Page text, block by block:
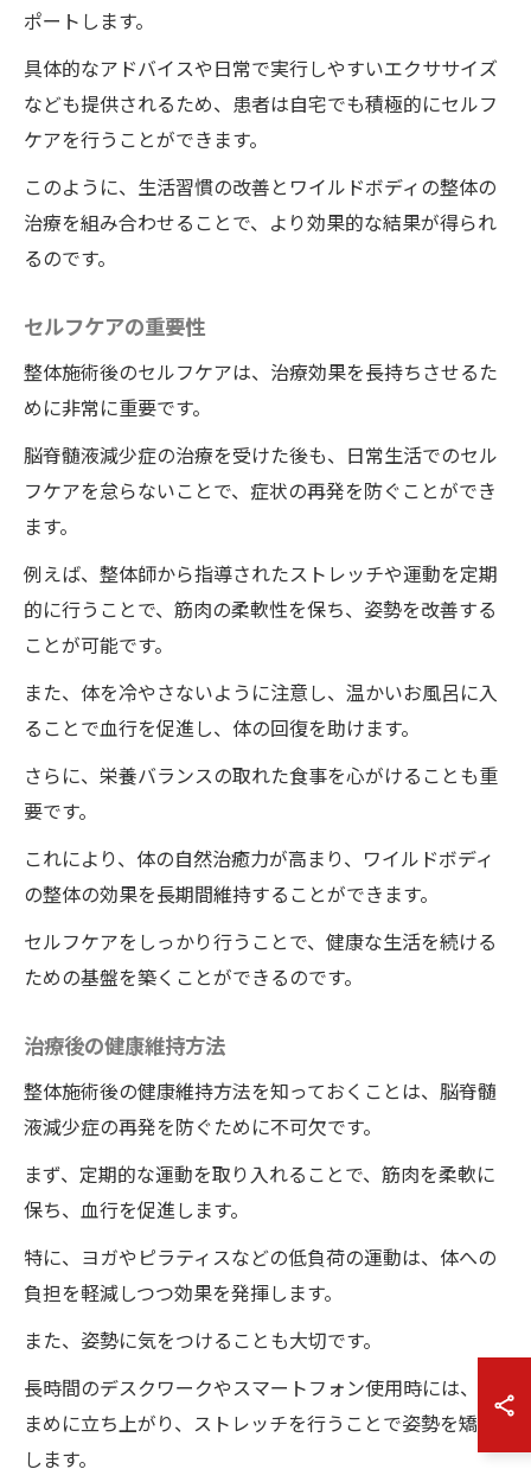
ポートします。
具体的なアドバイスや日常で実行しやすいエクササイズ
なども提供されるため、患者は自宅でも積極的にセルフ
ケアを行うことができます。
このように、生活習慣の改善とワイルドボディの整体の
治療を組み合わせることで、より効果的な結果が得られ
るのです。
セルフケアの重要性
整体施術後のセルフケアは、治療効果を長持ちさせるた
めに非常に重要です。
脳脊髄液減少症の治療を受けた後も、日常生活でのセル
フケアを怠らないことで、症状の再発を防ぐことができ
ます。
例えば、整体師から指導されたストレッチや運動を定期
的に行うことで、筋肉の柔軟性を保ち、姿勢を改善する
ことが可能です。
また、体を冷やさないように注意し、温かいお風呂に入
ることで血行を促進し、体の回復を助けます。
さらに、栄養バランスの取れた食事を心がけることも重
要です。
これにより、体の自然治癒力が高まり、ワイルドボディ
の整体の効果を長期間維持することができます。
セルフケアをしっかり行うことで、健康な生活を続ける
ための基盤を築くことができるのです。
治療後の健康維持方法
整体施術後の健康維持方法を知っておくことは、脳脊髄
液減少症の再発を防ぐために不可欠です。
まず、定期的な運動を取り入れることで、筋肉を柔軟に
保ち、血行を促進します。
特に、ヨガやピラティスなどの低負荷の運動は、体への
負担を軽減しつつ効果を発揮します。
また、姿勢に気をつけることも大切です。
長時間のデスクワークやスマートフォン使用時には、こ
まめに立ち上がり、ストレッチを行うことで姿勢を矯正
します。